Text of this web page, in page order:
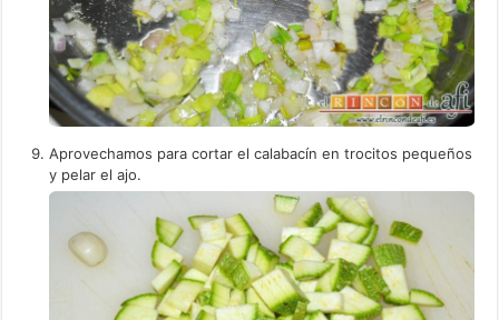
Aprovechamos para cortar el calabacín en trocitos pequeños
y pelar el ajo.